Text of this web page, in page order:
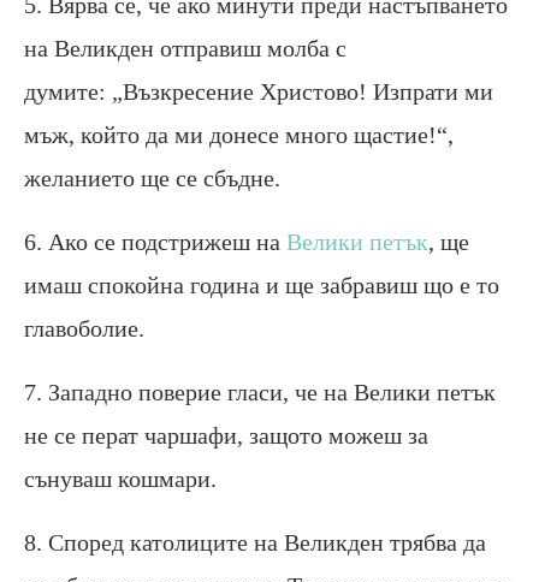
на Великден отправиш молба с
думите: „Възкресение Христово! Изпрати ми
мъж, който да ми донесе много щастие!“,
желанието ще се сбъдне.
6. Ако се подстрижеш на Велики петък, ще
имаш спокойна година и ще забравиш що е то
главоболие.
7. Западно поверие гласи, че на Велики петък
не се перат чаршафи, защото можеш за
сънуваш кошмари.
8. Според католиците на Великден трябва да